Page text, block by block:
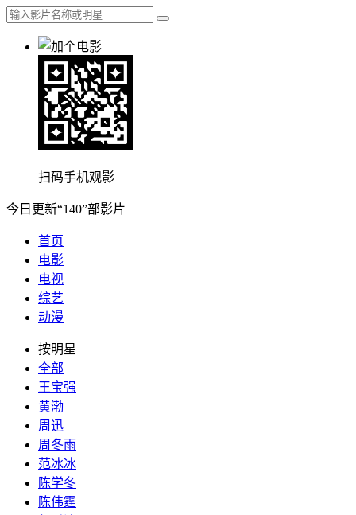
扫码手机观影
今日更新“140”部影片
首页
电影
电视
综艺
动漫
按明星
全部
王宝强
黄渤
周迅
周冬雨
范冰冰
陈学冬
陈伟霆